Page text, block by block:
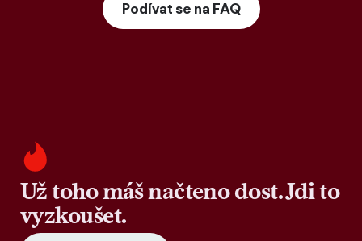
Podívat se na FAQ
Už toho máš načteno dost. Jdi to
vyzkoušet.